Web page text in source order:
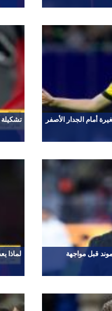
تشكيلة أمام الجدار الأصفر
لماذا
قبل مواجهة